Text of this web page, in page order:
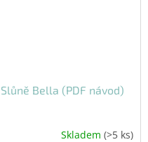
Slůně Bella (PDF návod)
Skladem(>5 ks)